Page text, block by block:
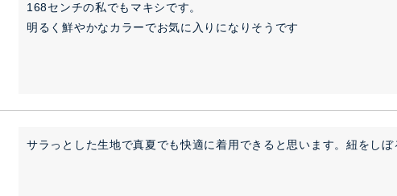
168センチの私でもマキシです。
明るく鮮やかなカラーでお気に入りになりそうです
サラっとした生地で真夏でも快適に着用できると思います。紐をしぼ